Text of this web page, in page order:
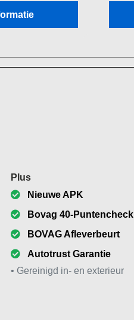
Plus
Nieuwe APK
Bovag 40-Puntencheck
BOVAG Afleverbeurt
Autotrust Garantie
• Gereinigd in- en exterieur